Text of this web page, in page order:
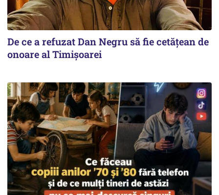
De ce a refuzat Dan Negru să fie cetățean de
onoare al Timișoarei